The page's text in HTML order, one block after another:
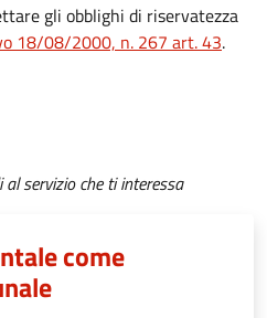
gli obblighi di riservatezza
18/08/2000, n. 267 art. 43.
servizio che ti interessa
come